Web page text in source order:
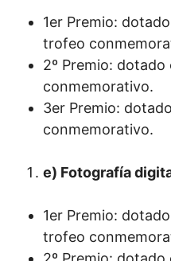
1er Premio:
trofeo
2º Premio:
conmemorativo.
3er Premio:
conmemorativo.
e) Fotografía
1er Premio:
trofeo